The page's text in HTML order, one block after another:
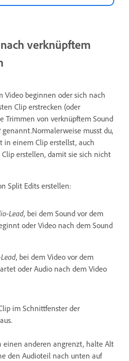
verknüpftem
Video beginnen oder sich nach
Clip erstrecken (oder
Trimmen von verknüpftem Sound
genannt.Normalerweise musst du,
in einem Clip erstellst, auch
erstellen, damit sie sich nicht
Split Edits erstellen:
Lead, bei dem Sound vor dem
oder Video nach dem Sound
, bei dem Video vor dem
oder Audio nach dem Video
im Schnittfenster der
einen anderen angrenzt, halte Alt
den Audioteil nach unten auf